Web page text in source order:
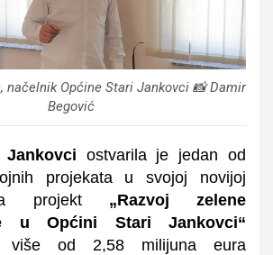
načelnik Općine Stari Jankovci 📸 Damir
Begović
ostvarila je jedan od
projekata u svojoj novijoj
projekt „Razvoj zelene
u Općini Stari Jankovci“
više od 2,58 milijuna eura